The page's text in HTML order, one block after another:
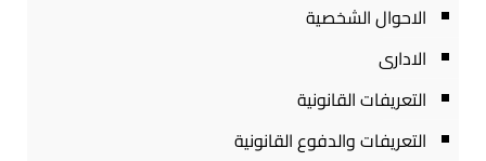
الاحوال الشخصية
الادارى
التعريفات القانونية
التعريفات والدفوع القانونية